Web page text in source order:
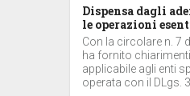
Dispensa dagli
le operazioni
Con la circolare n. 7
ha fornito
applicabile agli enti
operata con il DLgs.